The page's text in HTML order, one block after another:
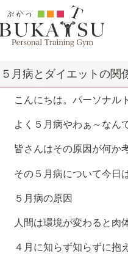
５月病とダイエットの関
こんにちは。パーソナル
よく５月病やわぁ～なん
皆さんはその原因が何か
その５月病について今日
５月病の原因
人間は環境が変わると肉
４月に知らず知らずに抱